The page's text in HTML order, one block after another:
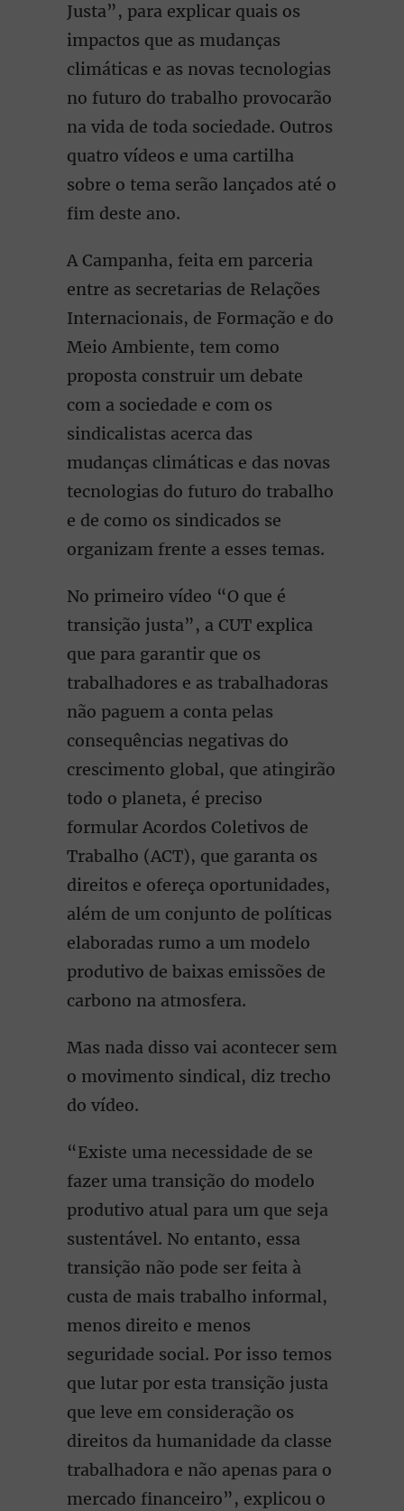
Justa”, para explicar quais os
impactos que as mudanças
climáticas e as novas tecnologias
no futuro do trabalho provocarão
na vida de toda sociedade. Outros
quatro vídeos e uma cartilha
sobre o tema serão lançados até o
fim deste ano.
A Campanha, feita em parceria
entre as secretarias de Relações
Internacionais, de Formação e do
Meio Ambiente, tem como
proposta construir um debate
com a sociedade e com os
sindicalistas acerca das
mudanças climáticas e das novas
tecnologias do futuro do trabalho
e de como os sindicados se
organizam frente a esses temas.
No primeiro vídeo “O que é
transição justa”, a CUT explica
que para garantir que os
trabalhadores e as trabalhadoras
não paguem a conta pelas
consequências negativas do
crescimento global, que atingirão
todo o planeta, é preciso
formular Acordos Coletivos de
Trabalho (ACT), que garanta os
direitos e ofereça oportunidades,
além de um conjunto de políticas
elaboradas rumo a um modelo
produtivo de baixas emissões de
carbono na atmosfera.
Mas nada disso vai acontecer sem
o movimento sindical, diz trecho
do vídeo.
“Existe uma necessidade de se
fazer uma transição do modelo
produtivo atual para um que seja
sustentável. No entanto, essa
transição não pode ser feita à
custa de mais trabalho informal,
menos direito e menos
seguridade social. Por isso temos
que lutar por esta transição justa
que leve em consideração os
direitos da humanidade da classe
trabalhadora e não apenas para o
mercado financeiro”, explicou o